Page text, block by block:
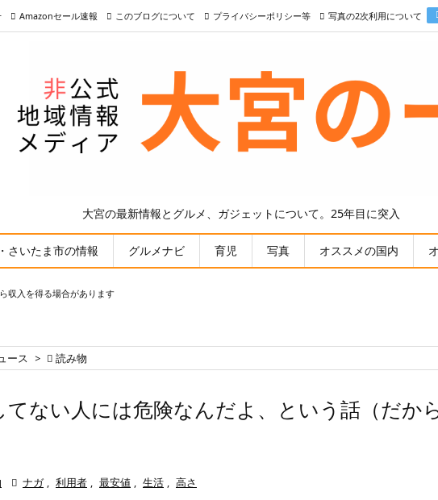
大宮の最新情報とグルメ、ガジェットについて。25年目に突入
さいたま市の情報 グルメナビ 育児 写真 オススメの国内
Amazonセール速報 このブログについて プライバシーポリシー等 写真の2次利用について
収入を得る場合があります
ース >  読み物
てない人には危険なんだよ、という話（だか
 ナガ , 利用者 , 最安値 , 生活 , 高さ